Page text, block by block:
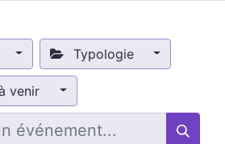
Typologie
venir